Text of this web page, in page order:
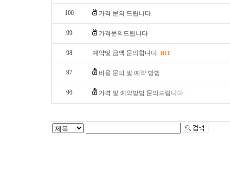
100 가격 문의 드립니다.
99 가격문의드립니다
98 예약및 금액 문의합니다. HIT
97 비용 문의 및 예약 방법
96 가격 및 예약방법 문의드립니다.